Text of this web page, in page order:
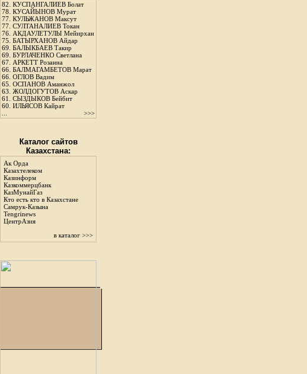
82. КУСПАНГАЛИЕВ Болат
78. КУСАЙЫНОВ Мурат
77. КУЛЬЖАНОВ Максут
77. СУЛТАНАЛИЕВ Токан
76. АКДАУЛЕТУЛЫ Мейирхан
75. БАТЫРХАНОВ Айдар
69. БАЛЫКБАЕВ Такир
69. БУРЛАЧЕНКО Светлана
67. АРКЕТТ Розанна
66. БАЛМАГАМБЕТОВ Марат
66. ОГЛОВ Вадим
65. ОСПАНОВ Аманжол
63. ЖОЛДОГУТОВ Аскар
61. СЫЗДЫКОВ Бейбит
60. ИЛЬЯСОВ Кайрат
>>>
Каталог сайтов
Казахстана:
Ак Орда
Казахтелеком
Казинформ
Казкоммерцбанк
КазМунайГаз
Кто есть кто в Казахстане
Самрук-Казына
Tengrinews
ЦентрАзия
в каталог >>>